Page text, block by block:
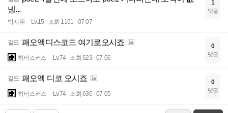
넹...
박지우 Lv.15 조회 1161 07-07
1
댓글
길드 패오엑디스코드 여기로오시죠
히비스커스 Lv.74 조회 623 07-06
0
댓글
길드 패오엑 디코 오시죠
히비스커스 Lv.74 조회 630 07-05
0
댓글